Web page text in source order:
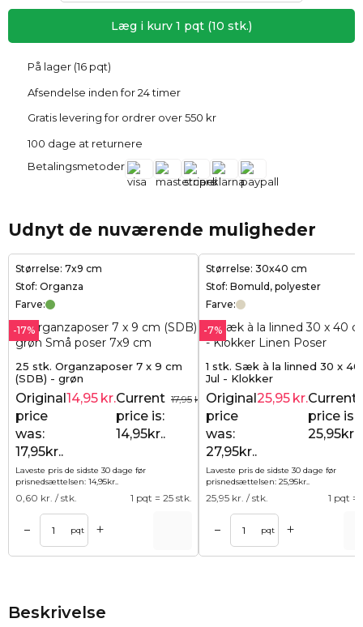
Læg i kurv 1 pqt (10 stk.)
På lager (16 pqt)
Afsendelse inden for 24 timer
Gratis levering for ordrer over 550 kr
100 dage at returnere
Betalingsmetoder
Udnyt de nuværende muligheder
Størrelse: 7x9 cm
Stof: Organza
Farve:
-17%
25 stk. Organzaposer 7 x 9 cm
(SDB) - grøn
17,95 kr.
Original
price
was:
17,95kr..
14,95 kr.Current
price is:
14,95kr..
Laveste pris de sidste 30 dage før
prisnedsættelsen: 14,95kr..
0,60 kr. / stk. 1 pqt = 25 stk.
– pqt +
Størrelse: 30x40 cm
Stof: Bomuld, polyester
Farve:
-7%
1 stk. Sæk à la linned 30 x
Jul - Klokker
Original
price
was:
27,95kr..
25,95 kr.Current
price is:
25,95kr..
Laveste pris de sidste 30 dage før
prisnedsættelsen: 25,95kr..
25,95 kr. / stk. 1 pqt =
– pqt +
Beskrivelse